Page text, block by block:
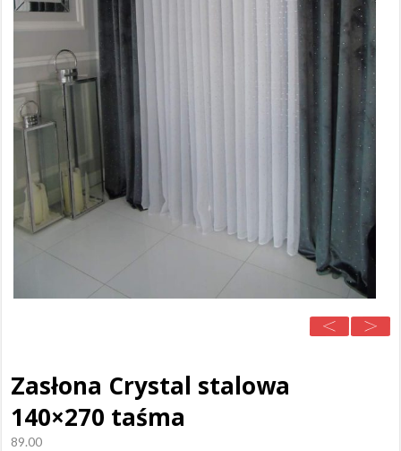
Zasłona Crystal stalowa
140×270 taśma
89.00